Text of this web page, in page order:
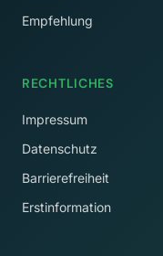
Empfehlung
RECHTLICHES
Impressum
Datenschutz
Barrierefreiheit
Erstinformation